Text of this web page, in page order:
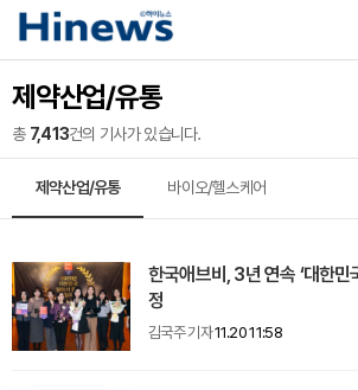
제약산업/유통
총 7,413건의 기사가 있습니다.
제약산업/유통 바이오/헬스케어
한국애브비, 3년 연속 ‘대한민
정
김국주 기자11.20 11:58